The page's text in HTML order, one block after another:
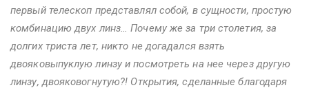
первый телескоп представлял собой, в сущности, простую
комбинацию двух линз… Почему же за три столетия, за
долгих триста лет, никто не догадался взять
двояковыпуклую линзу и посмотреть на нее через другую
линзу, двояковогнутую?! Открытия, сделанные благодаря